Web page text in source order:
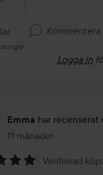
Kommentera
Logga in
Emma har recenserat
11 månader
Inlägget skapades 11
Verifierad